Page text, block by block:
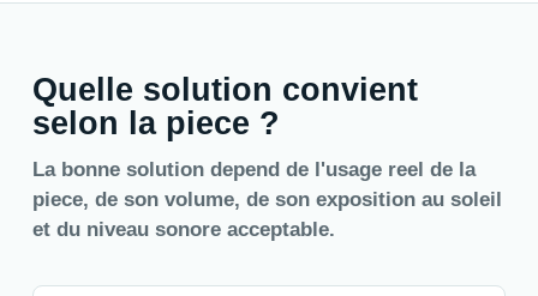
Quelle solution convient
selon la piece ?
La bonne solution depend de l'usage reel de la
piece, de son volume, de son exposition au soleil
et du niveau sonore acceptable.